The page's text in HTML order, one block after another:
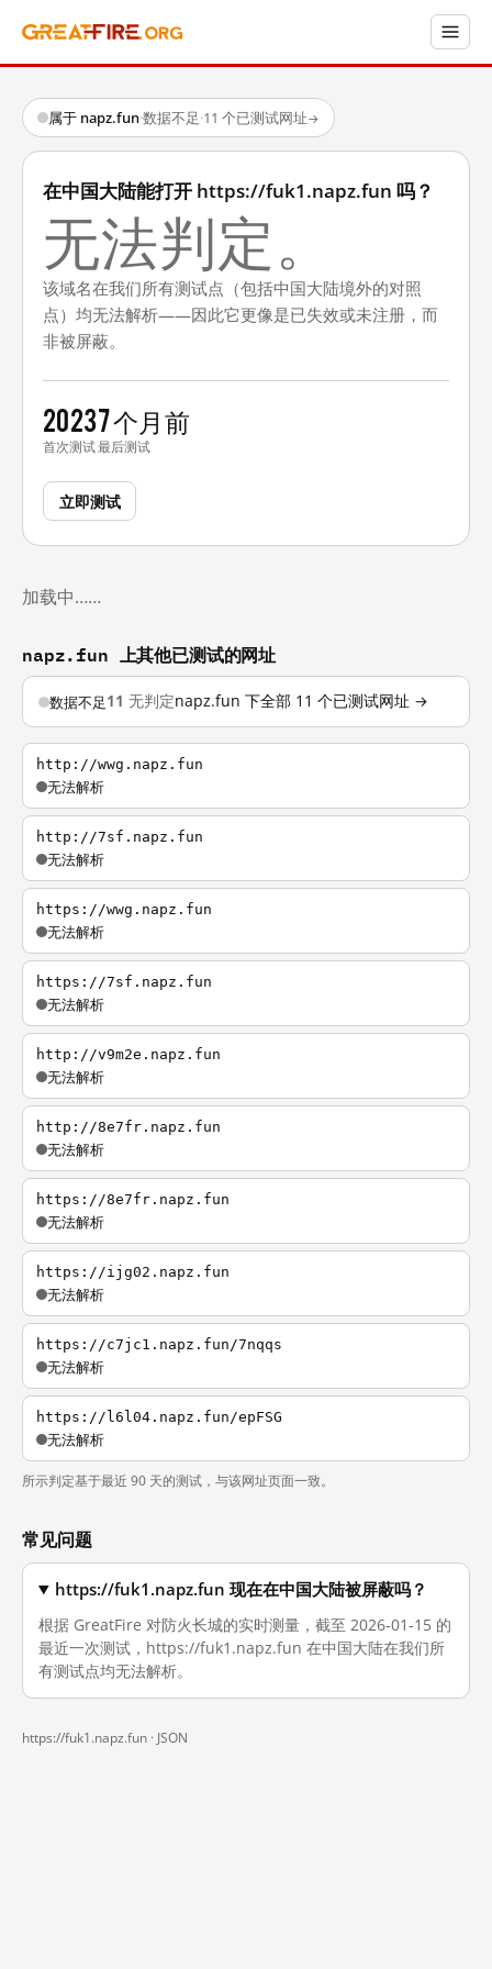
属于 napz.fun·数据不足·11 个已测试网址→
在中国大陆能打开 https://fuk1.napz.fun 吗？
无法判定。
该域名在我们所有测试点（包括中国大陆境外的对照
点）均无法解析——因此它更像是已失效或未注册，而
非被屏蔽。
2023
首次测试
7 个月前
最后测试
立即测试
加载中……
napz.fun 上其他已测试的网址
数据不足11 无判定napz.fun 下全部 11 个已测试网址 →
http://wwg.napz.fun
无法解析
http://7sf.napz.fun
无法解析
https://wwg.napz.fun
无法解析
https://7sf.napz.fun
无法解析
http://v9m2e.napz.fun
无法解析
http://8e7fr.napz.fun
无法解析
https://8e7fr.napz.fun
无法解析
https://ijg02.napz.fun
无法解析
https://c7jc1.napz.fun/7nqqs
无法解析
https://l6l04.napz.fun/epFSG
无法解析
所示判定基于最近 90 天的测试，与该网址页面一致。
常见问题
https://fuk1.napz.fun 现在在中国大陆被屏蔽吗？
根据 GreatFire 对防火长城的实时测量，截至 2026-01-15 的
最近一次测试，https://fuk1.napz.fun 在中国大陆在我们所
有测试点均无法解析。
https://fuk1.napz.fun · JSON